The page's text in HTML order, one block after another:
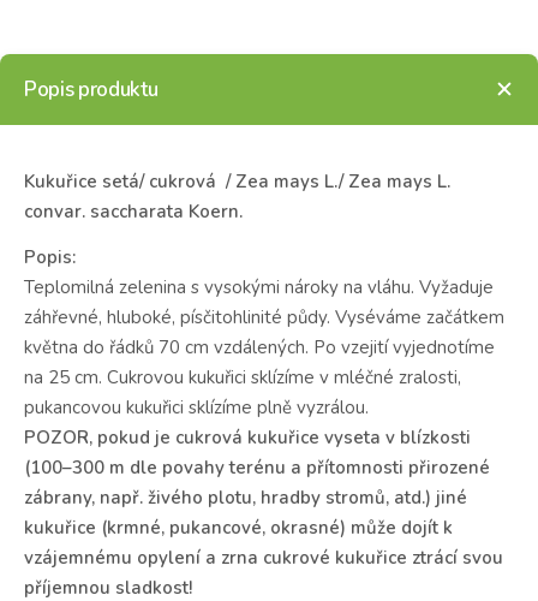
Popis produktu
Kukuřice setá/ cukrová / Zea mays L./ Zea mays L.
convar. saccharata Koern.
Popis:
Teplomilná zelenina s vysokými nároky na vláhu. Vyžaduje
záhřevné, hluboké, písčitohlinité půdy. Vyséváme začátkem
května do řádků 70 cm vzdálených. Po vzejití vyjednotíme
na 25 cm. Cukrovou kukuřici sklízíme v mléčné zralosti,
pukancovou kukuřici sklízíme plně vyzrálou.
POZOR, pokud je cukrová kukuřice vyseta v blízkosti
(100–300 m dle povahy terénu a přítomnosti přirozené
zábrany, např. živého plotu, hradby stromů, atd.) jiné
kukuřice (krmné, pukancové, okrasné) může dojít k
vzájemnému opylení a zrna cukrové kukuřice ztrácí svou
příjemnou sladkost!